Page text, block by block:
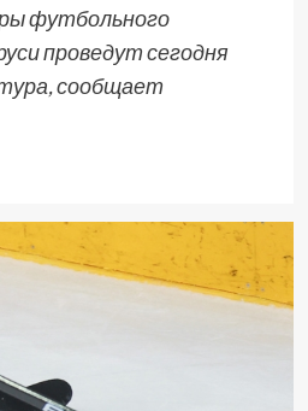
футбольного
проведут сегодня
сообщает